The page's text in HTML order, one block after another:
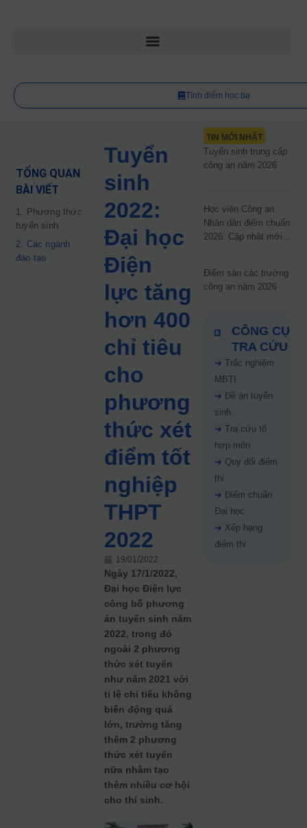
Tính điểm học bạ
TỔNG QUAN
BÀI VIẾT
1. Phương thức
tuyển sinh
2. Các ngành
đào tạo
Tuyển
sinh
2022:
Đại học
Điện
lực tăng
hơn 400
chỉ tiêu
cho
phương
thức xét
điểm tốt
nghiệp
THPT
2022
19/01/2022
Ngày 17/1/2022,
Đại học Điện lực
công bố phương
án tuyển sinh năm
2022, trong đó
ngoài 2 phương
thức xét tuyển
như năm 2021 với
tỉ lệ chỉ tiêu không
biến động quá
lớn, trường tăng
thêm 2 phương
thức xét tuyển
nữa nhằm tạo
thêm nhiều cơ hội
cho thí sinh.
TIN MỚI NHẤT
Tuyển sinh trung cấp
công an năm 2026
Học viện Công an
Nhân dân điểm chuẩn
2026: Cập nhật mới
Điểm sàn các trường
công an năm 2026
CÔNG CỤ
TRA CỨU
➜ Trắc nghiệm
MBTI
➜ Đề án tuyển
sinh
➜ Tra cứu tổ
hợp môn
➜ Quy đổi điểm
thi
➜ Điểm chuẩn
Đại học
➜ Xếp hạng
điểm thi